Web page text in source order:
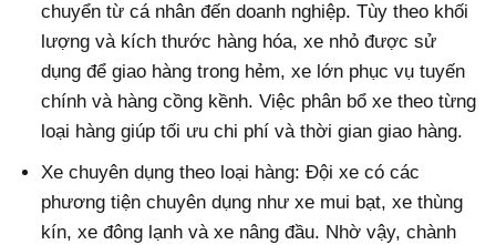
chuyển từ cá nhân đến doanh nghiệp. Tùy theo khối
lượng và kích thước hàng hóa, xe nhỏ được sử
dụng để giao hàng trong hẻm, xe lớn phục vụ tuyến
chính và hàng cồng kềnh. Việc phân bổ xe theo từng
loại hàng giúp tối ưu chi phí và thời gian giao hàng.
Xe chuyên dụng theo loại hàng: Đội xe có các
phương tiện chuyên dụng như xe mui bạt, xe thùng
kín, xe đông lạnh và xe nâng đầu. Nhờ vậy, chành